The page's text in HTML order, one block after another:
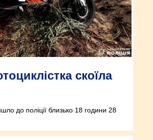
скоїла
до поліції близько 18 години 28